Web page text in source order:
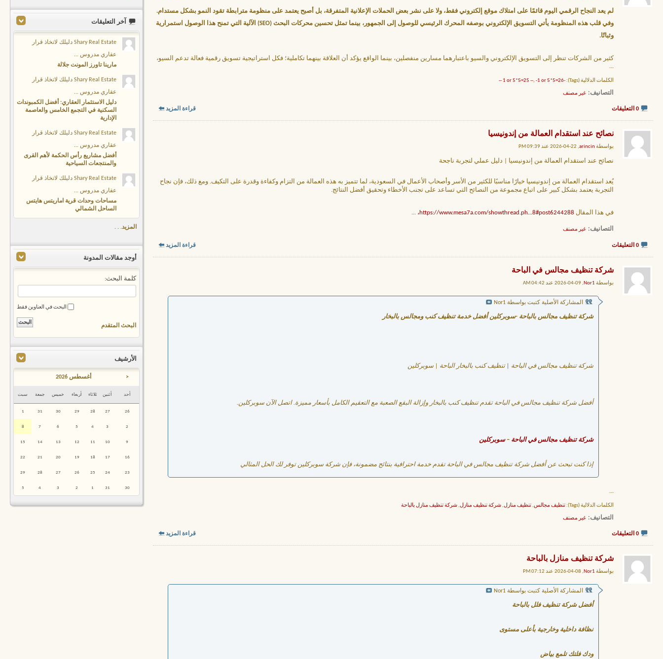
لم يعد النجاح الرقمي اليوم قائمًا على امتلاك موقع إلكتروني فقط، ولا على نشر بعض الحملات الإعلانية المتفرقة، بل أصبح يعتمد على منظومة مترابطة تقود النمو بشكل مستدام.
وفي قلب هذه المنظومة يأتي التسويق الإلكتروني بوصفه المحرك الرئيسي للوصول إلى الجمهور، بينما تمثل تحسين محركات البحث (SEO)
الآلية التي تمنح هذا الوصول استمرارية
وثباتًا.
كثير من الشركات تنظر إلى التسويق الإلكتروني والسيو باعتبارهما مسارين منفصلين، بينما الواقع يؤكد أن العلاقة بينهما تكاملية؛ فكل استراتيجية تسويق رقمية فعالة تدعم السيو،
...
الكلمات الدلالية (Tags): -1 or 5*5=25 --
, -1 or 5*5=26 --
التصانيف غير مصنف
0 التعليقات قراءة المزيد
نصائح عند استقدام العمالة من إندونيسيا
بواسطةarincin, 22-04-2026 عند 09:39 PM
نصائح عند استقدام العمالة من إندونيسيا | دليل عملي لتجربة ناجحة
يُعد استقدام العمالة من إندونيسيا خيارًا مناسبًا للكثير من الأسر وأصحاب الأعمال في السعودية، لما تتميز به هذه العمالة من التزام وكفاءة وقدرة على التكيف. ومع ذلك، فإن نجاح
التجربة يعتمد بشكل كبير على اتباع مجموعة من النصائح التي تساعد على تجنب الأخطاء وتحقيق أفضل النتائج.
في هذا المقال https://www.mesa7a.com/showthread.ph...8#post6244288، ...
التصانيف غير مصنف
0 التعليقات قراءة المزيد
شركة تنظيف مجالس في الباحة
بواسطة Nor1, 09-04-2026 عند 04:42 AM
المشاركة الأصلية كتبت بواسطة Nor1
شركة تنظيف مجالس بالباحة -سوبركلين أفضل خدمة تنظيف كنب ومجالس بالبخار
شركة تنظيف مجالس في الباحة | تنظيف كنب بالبخار الباحة | سوبركلين
أفضل شركة تنظيف مجالس في الباحة تقدم تنظيف كنب بالبخار وإزالة البقع الصعبة مع التعقيم الكامل بأسعار مميزة. اتصل الآن سوبركلين.
شركة تنظيف مجالس في الباحة –سوبركلين
إذا كنت تبحث عن أفضل شركة تنظيف مجالس في الباحة تقدم خدمة احترافية بنتائج مضمونة، فإن شركة سوبركلين توفر لك الحل المثالي
...
الكلمات الدلالية (Tags): تنظيف مجالس, تنظيف منازل, شركة تنظيف منازل, شركة تنظيف منازل بالباحة
التصانيف غير مصنف
0 التعليقات قراءة المزيد
شركة تنظيف منازل بالباحة
بواسطة Nor1, 08-04-2026 عند 07:12 PM
المشاركة الأصلية كتبت بواسطة Nor1
أفضل شركة تنظيف فلل بالباحة
نظافة داخلية وخارجية بأعلى مستوى
ودك فلتك تلمع بياض
آخر التعليقات
Shary Real Estate دليلك لاتخاذ قرار
عقاري مدروس ...
مارينا تاورز المونت جلالة
Shary Real Estate دليلك لاتخاذ قرار
عقاري مدروس ...
دليل الاستثمار العقاري: أفضل الكمبوندات
السكنية في التجمع الخامس والعاصمة
الإدارية
Shary Real Estate دليلك لاتخاذ قرار
عقاري مدروس ...
أفضل مشاريع رأس الحكمة لأهم القرى
والمنتجعات السياحية
Shary Real Estate دليلك لاتخاذ قرار
عقاري مدروس ...
مساحات وحدات قرية اماريتس هايتس
الساحل الشمالي
المزيد. . .
أوجد مقالات المدونة
كلمة البحث:
البحث في العناوين فقط
البحث المتقدم
الأرشيف
< أغسطس 2026
أحد أثنين ثلاثاء أربعاء خميس جمعة سبت
26
27
28
29
30
31
1
2
3
4
5
6
7
8
9
10
11
12
13
14
15
16
17
18
19
20
21
22
23
24
25
26
27
28
29
30
31
1
2
3
4
5